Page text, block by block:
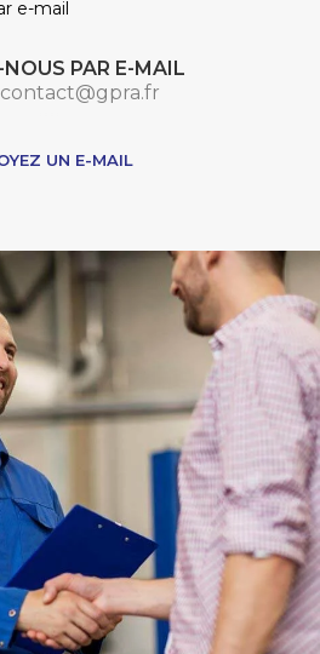
NOUS PAR E-MAIL
contact@gpra.fr
UN E-MAIL